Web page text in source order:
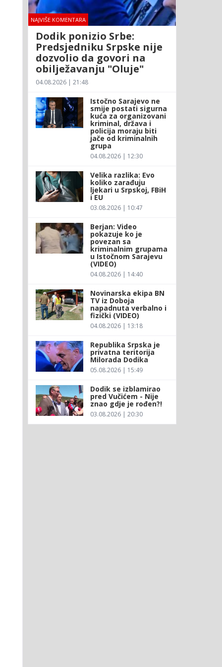
NAJVIŠE KOMENTARA
Dodik ponizio Srbe:
Predsjedniku Srpske nije
dozvolio da govori na
obilježavanju "Oluje"
04.08.2026 | 21:48
Istočno Sarajevo ne
smije postati sigurna
kuća za organizovani
kriminal, država i
policija moraju biti
jače od kriminalnih
grupa
04.08.2026 | 12:30
Velika razlika: Evo
koliko zarađuju
ljekari u Srpskoj, FBiH
i EU
03.08.2026 | 10:47
Berjan: Video
pokazuje ko je
povezan sa
kriminalnim grupama
u Istočnom Sarajevu
(VIDEO)
04.08.2026 | 14:40
Novinarska ekipa BN
TV iz Doboja
napadnuta verbalno i
fizički (VIDEO)
04.08.2026 | 13:18
Republika Srpska je
privatna teritorija
Milorada Dodika
05.08.2026 | 15:49
Dodik se izblamirao
pred Vučićem - Nije
znao gdje je rođen?!
03.08.2026 | 20:30